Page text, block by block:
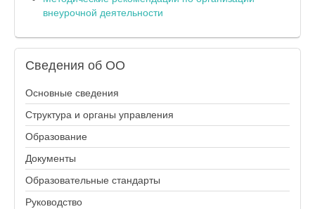
внеурочной деятельности
Сведения об ОО
Основные сведения
Структура и органы управления
Образование
Документы
Образовательные стандарты
Руководство